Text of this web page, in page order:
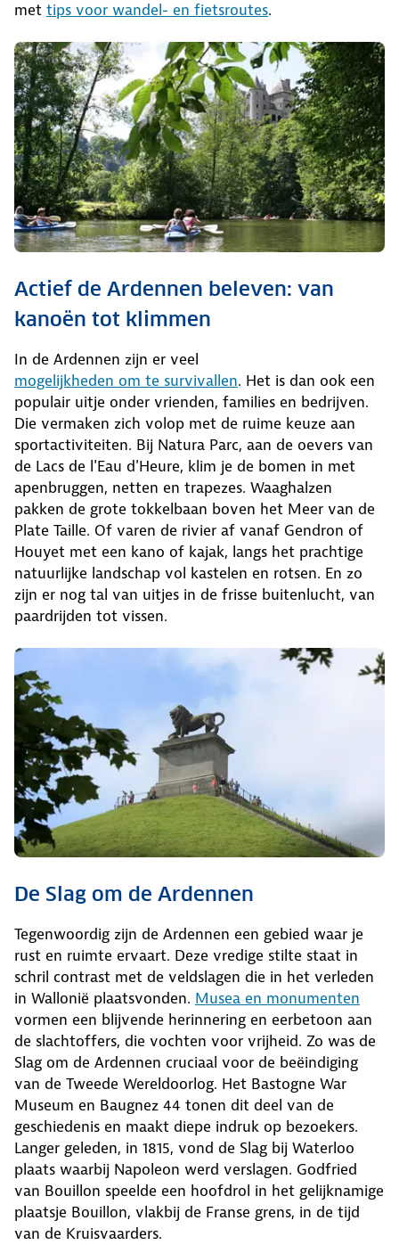
met tips voor wandel- en fietsroutes.
Actief de Ardennen beleven: van
kanoën tot klimmen
In de Ardennen zijn er veel
mogelijkheden om te survivallen. Het is dan ook een
populair uitje onder vrienden, families en bedrijven.
Die vermaken zich volop met de ruime keuze aan
sportactiviteiten. Bij Natura Parc, aan de oevers van
de Lacs de l'Eau d'Heure, klim je de bomen in met
apenbruggen, netten en trapezes. Waaghalzen
pakken de grote tokkelbaan boven het Meer van de
Plate Taille. Of varen de rivier af vanaf Gendron of
Houyet met een kano of kajak, langs het prachtige
natuurlijke landschap vol kastelen en rotsen. En zo
zijn er nog tal van uitjes in de frisse buitenlucht, van
paardrijden tot vissen.
De Slag om de Ardennen
Tegenwoordig zijn de Ardennen een gebied waar je
rust en ruimte ervaart. Deze vredige stilte staat in
schril contrast met de veldslagen die in het verleden
in Wallonië plaatsvonden. Musea en monumenten
vormen een blijvende herinnering en eerbetoon aan
de slachtoffers, die vochten voor vrijheid. Zo was de
Slag om de Ardennen cruciaal voor de beëindiging
van de Tweede Wereldoorlog. Het Bastogne War
Museum en Baugnez 44 tonen dit deel van de
geschiedenis en maakt diepe indruk op bezoekers.
Langer geleden, in 1815, vond de Slag bij Waterloo
plaats waarbij Napoleon werd verslagen. Godfried
van Bouillon speelde een hoofdrol in het gelijknamige
plaatsje Bouillon, vlakbij de Franse grens, in de tijd
van de Kruisvaarders.